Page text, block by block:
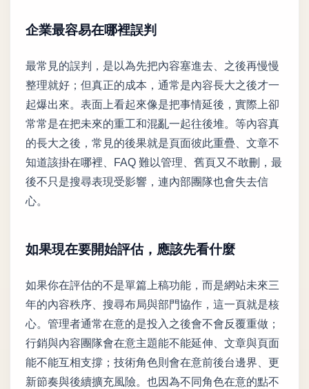
企業最容易在哪裡誤判
最常見的誤判，是以為先把內容塞進去、之後再慢慢
整理就好；但真正的成本，通常是內容長大之後才一
起爆出來。表面上看起來像是把事情延後，實際上卻
常常是在把未來的重工和混亂一起往後堆。等內容真
的長大之後，常見的後果就是頁面彼此重疊、文章不
知道該掛在哪裡、FAQ 難以管理、舊頁又不敢刪，最
後不只是搜尋表現受影響，連內部團隊也會失去信
心。
如果現在要開始評估，應該先看什麼
如果你在評估的不是單篇上稿功能，而是網站未來三
年的內容秩序、搜尋布局與部門協作，這一頁就是核
心。管理者通常在意的是投入之後會不會反覆重做；
行銷與內容團隊會在意主題能不能延伸、文章與頁面
能不能互相支撐；技術角色則會在意前後台邊界、更
新節奏與後續擴充風險。也因為不同角色在意的點不